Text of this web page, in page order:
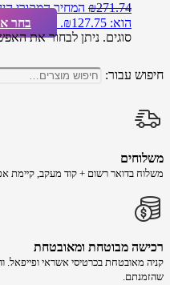
₪271.74 המחיר המקורי היה:
הוא: ₪127.75.
בחר
סוגים. ניתן לבחור את
חיפוש עבור:
משלוחים
משלוח​ ב​דואר רשום + קוד מעקב​​, קיימת
רכישה​ מבוטחת ​ומאובטחת
קניה מאובטחת בכרטיסי אשראי ופייפאל.
שהזמנתם.